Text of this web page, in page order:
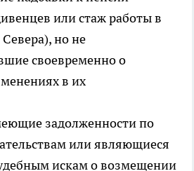
или стаж работы в
но не
своевременно о
в их
задолженности по
или являющиеся
искам о возмещении